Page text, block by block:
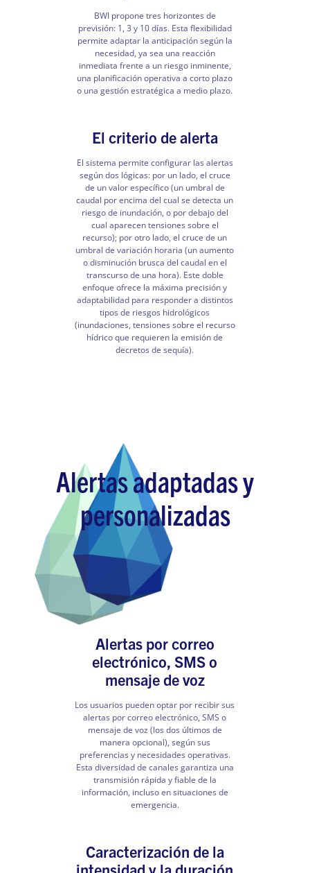
BWI propone tres horizontes de
previsión: 1, 3 y 10 días. Esta flexibilidad
permite adaptar la anticipación según la
necesidad, ya sea una reacción
inmediata frente a un riesgo inminente,
una planificación operativa a corto plazo
o una gestión estratégica a medio plazo.
El criterio de alerta
El sistema permite configurar las alertas
según dos lógicas: por un lado, el cruce
de un valor específico (un umbral de
caudal por encima del cual se detecta un
riesgo de inundación, o por debajo del
cual aparecen tensiones sobre el
recurso); por otro lado, el cruce de un
umbral de variación horaria (un aumento
o disminución brusca del caudal en el
transcurso de una hora). Este doble
enfoque ofrece la máxima precisión y
adaptabilidad para responder a distintos
tipos de riesgos hidrológicos
(inundaciones, tensiones sobre el recurso
hídrico que requieren la emisión de
decretos de sequía).
Alertas adaptadas y
personalizadas
Alertas por correo
electrónico, SMS o
mensaje de voz
Los usuarios pueden optar por recibir sus
alertas por correo electrónico, SMS o
mensaje de voz (los dos últimos de
manera opcional), según sus
preferencias y necesidades operativas.
Esta diversidad de canales garantiza una
transmisión rápida y fiable de la
información, incluso en situaciones de
emergencia.
Caracterización de la
intensidad y la duración